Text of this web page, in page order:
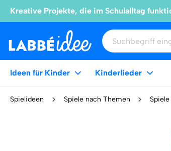
Kreative Projekte, die im Schulalltag
Ideen für Kinder Kinderlieder
Spielideen Spiele nach Themen